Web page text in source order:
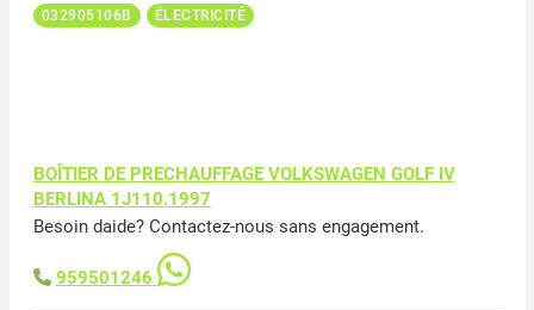
032905106B ÉLECTRICITÉ
BOÎTIER DE PRECHAUFFAGE VOLKSWAGEN GOLF IV
BERLINA 1J110.1997
Besoin daide? Contactez-nous sans engagement.
959501246